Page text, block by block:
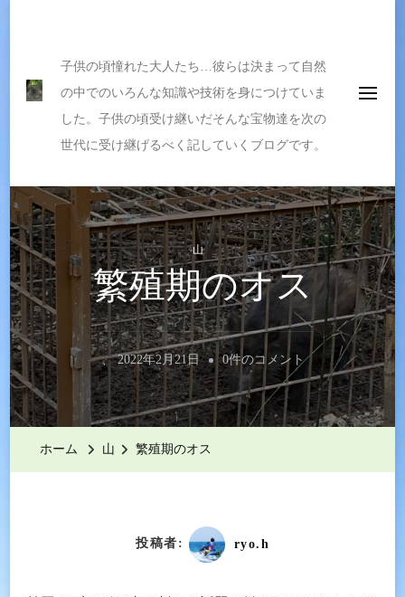
子供の頃憧れた大人たち…彼らは決まって自然
の中でのいろんな知識や技術を身につけていま
した。子供の頃受け継いだそんな宝物達を次の
世代に受け継げるべく記していくブログです。
山
繁殖期のオス
、2022年2月21日
繁
殖
期
の
0件のコメント
ホーム 山 繁殖期のオス
投稿者: ryo.h